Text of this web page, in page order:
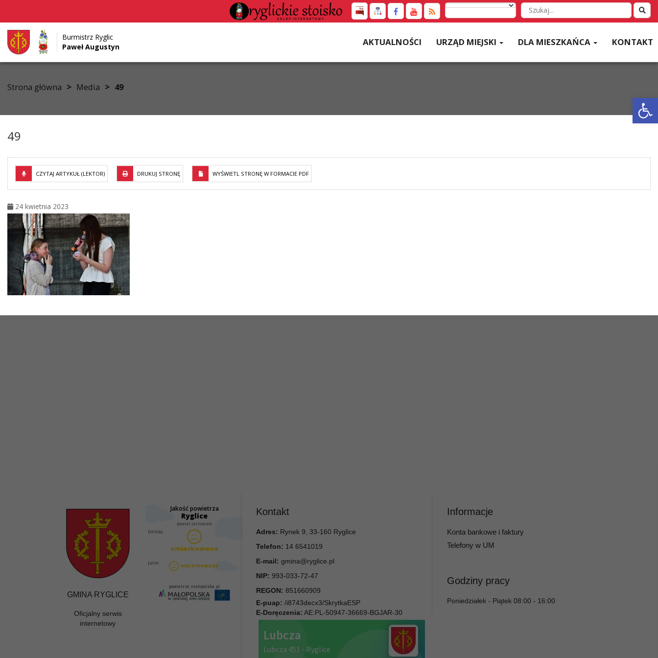
Przejdź do menu
Przejdź do głównej treści strony
Przejdź do stopki strony
Wyszukaj
w
Burmistrz Ryglic
Paweł Augustyn
AKTUALNOŚCI URZĄD MIEJSKI DLA MIESZKAŃCA KONTAKT
Strona główna > Media > 49
49
CZYTAJ ARTYKUŁ (LEKTOR) DRUKUJ STRONĘ WYŚWIETL STRONĘ W FORMACIE PDF
24 kwietnia 2023
GMINA RYGLICE
Oficjalny serwis
internetowy
Kontakt
Adres: Rynek 9, 33-160 Ryglice
Telefon: 14 6541019
E-mail: gmina@ryglice.pl
NIP: 993-033-72-47
REGON: 851660909
E-puap: /i8743decx3/SkrytkaESP
E-Doręczenia: AE:PL-50947-36669-BGJAR-30
Informacje
Konta bankowe i faktury
Telefony w UM
Godziny pracy
Poniedziałek - Piątek 08:00 - 16:00